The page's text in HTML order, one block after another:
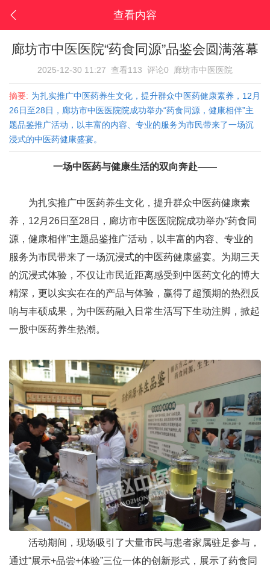
查看内容
廊坊市中医医院“药食同源”品鉴会圆满落幕
2025-12-30 11:27 查看113 评论0 廊坊市中医医院
摘要: 为扎实推广中医药养生文化，提升群众中医药健康素养，12月
26日至28日，廊坊市中医医院院成功举办“药食同源，健康相伴”主
题品鉴推广活动，以丰富的内容、专业的服务为市民带来了一场沉
浸式的中医药健康盛宴。
一场中医药与健康生活的双向奔赴——
为扎实推广中医药养生文化，提升群众中医药健康素
养，12月26日至28日，廊坊市中医医院院成功举办“药食同
源，健康相伴”主题品鉴推广活动，以丰富的内容、专业的
服务为市民带来了一场沉浸式的中医药健康盛宴。为期三天
的沉浸式体验，不仅让市民近距离感受到中医药文化的博大
精深，更以实实在在的产品与体验，赢得了超预期的热烈反
响与丰硕成果，为中医药融入日常生活写下生动注脚，掀起
一股中医药养生热潮。
活动期间，现场吸引了大量市民与患者家属驻足参与，
通过“展示+品尝+体验”三位一体的创新形式，展示了药食同